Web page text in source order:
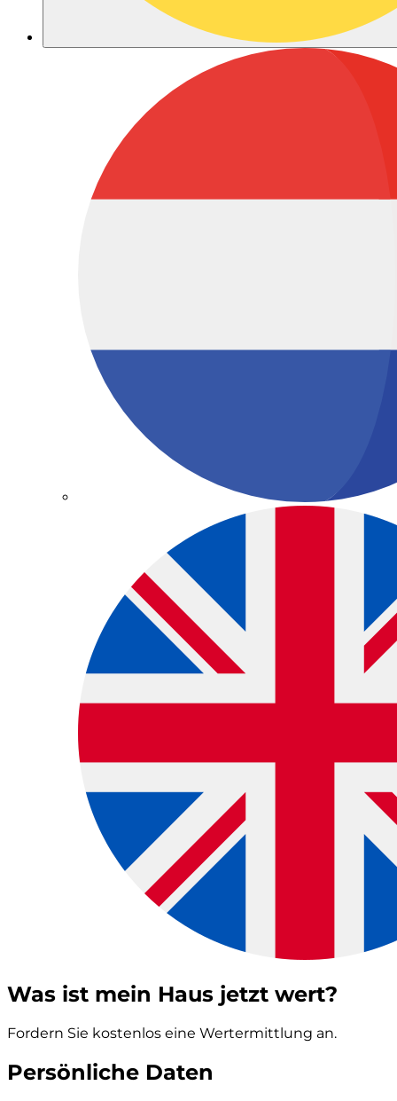
Was ist mein Haus jetzt wert?
Fordern Sie kostenlos eine Wertermittlung an.
Persönliche Daten